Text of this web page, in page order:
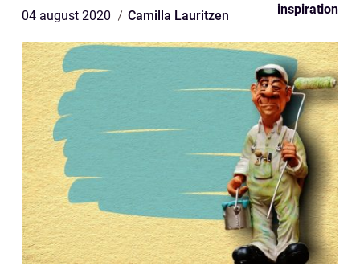
04 august 2020 Camilla Lauritzen inspiration